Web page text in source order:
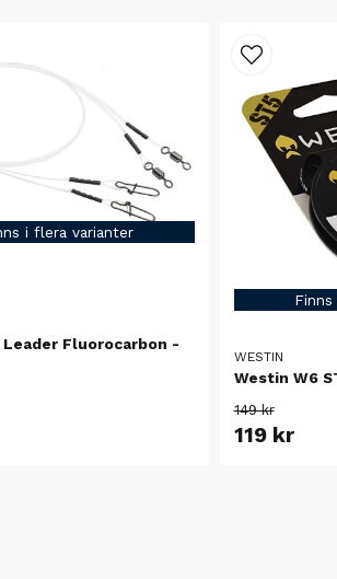
i flera varianter
Leader Fluorocarbon -
WESTIN
Westin W6
149 kr
119 kr